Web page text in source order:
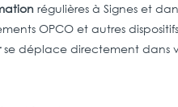
régulières à Signes et
OPCO et autres
se déplace directement dans